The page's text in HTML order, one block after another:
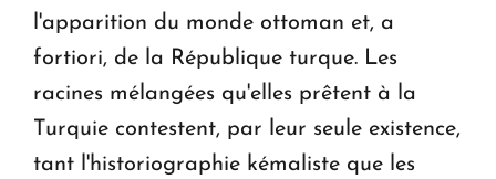
l'apparition du monde ottoman et, a
fortiori, de la République turque. Les
racines mélangées qu'elles prêtent à la
Turquie contestent, par leur seule existence,
tant l'historiographie kémaliste que les